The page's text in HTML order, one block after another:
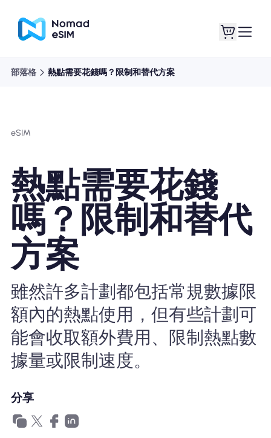
購買計劃
關於eSIM
為什麼選擇Nomad eSIM
使用 eSIM
部落格 熱點需要花錢嗎？限制和替代方案
eSIM
熱點需要花錢
嗎？限制和替代
方案
雖然許多計劃都包括常規數據限
額內的熱點使用，但有些計劃可
能會收取額外費用、限制熱點數
據量或限制速度。
分享